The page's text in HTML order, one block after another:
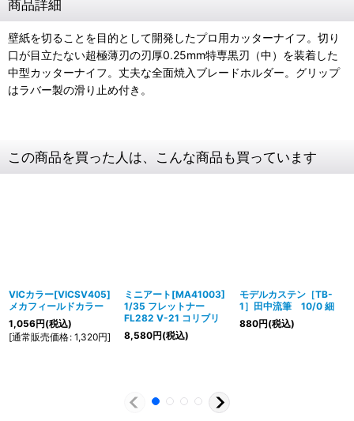
商品詳細
壁紙を切ることを目的として開発したプロ用カッターナイフ。切り
口が目立たない超極薄刃の刃厚0.25mm特専黒刃（中）を装着した
中型カッターナイフ。丈夫な全面焼入ブレードホルダー。グリップ
はラバー製の滑り止め付き。
この商品を買った人は、こんな商品も買っています
VICカラー[VICSV405]
メカフィールドカラー
1,056円(税込)
[通常販売価格: 1,320円]
ミニアート[MA41003]
1/35 フレットナー
FL282 V-21 コリブリ
8,580円(税込)
モデルカステン［TB-
1］田中流筆 10/0 細
880円(税込)